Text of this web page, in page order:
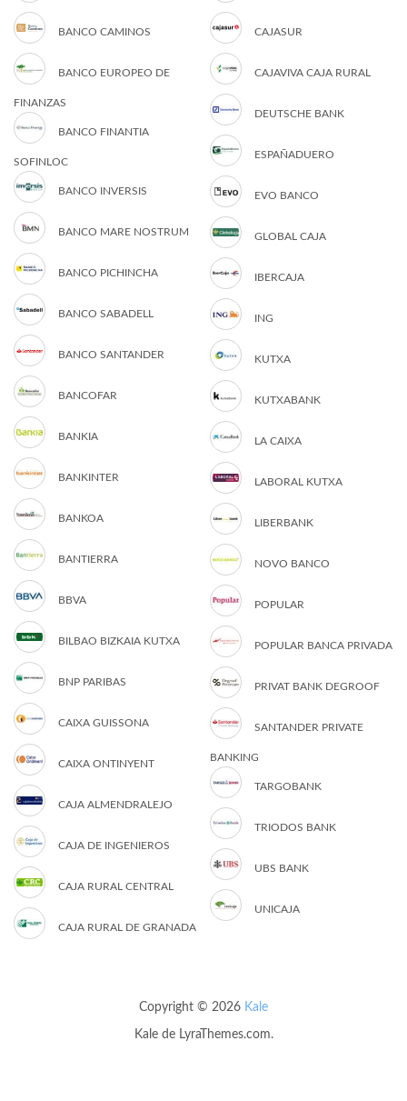
BANCO CAMINOS
BANCO EUROPEO DE
FINANZAS
BANCO FINANTIA
SOFINLOC
BANCO INVERSIS
BANCO MARE NOSTRUM
BANCO PICHINCHA
BANCO SABADELL
BANCO SANTANDER
BANCOFAR
BANKIA
BANKINTER
BANKOA
BANTIERRA
BBVA
BILBAO BIZKAIA KUTXA
BNP PARIBAS
CAIXA GUISSONA
CAIXA ONTINYENT
CAJA ALMENDRALEJO
CAJA DE INGENIEROS
CAJA RURAL CENTRAL
CAJA RURAL DE GRANADA
CAJASUR
CAJAVIVA CAJA RURAL
DEUTSCHE BANK
ESPAÑADUERO
EVO BANCO
GLOBAL CAJA
IBERCAJA
ING
KUTXA
KUTXABANK
LA CAIXA
LABORAL KUTXA
LIBERBANK
NOVO BANCO
POPULAR
POPULAR BANCA PRIVADA
PRIVAT BANK DEGROOF
SANTANDER PRIVATE
BANKING
TARGOBANK
TRIODOS BANK
UBS BANK
UNICAJA
Copyright © 2026 Kale
Kalede LyraThemes.com.